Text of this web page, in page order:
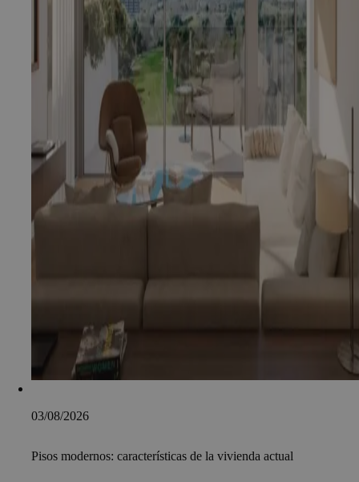
03/08/2026
Pisos modernos: características de la vivienda actual